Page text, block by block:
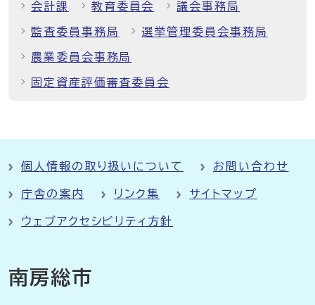
会計課 教育委員会 議会事務局
監査委員事務局 選挙管理委員会事務局
農業委員会事務局
固定資産評価審査委員会
個人情報の取り扱いについて お問い合わせ
庁舎の案内 リンク集 サイトマップ
ウェブアクセシビリティ方針
南房総市